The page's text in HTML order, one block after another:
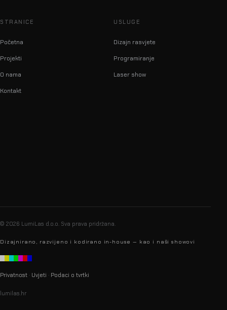
STRANICE
Početna
Projekti
O nama
Kontakt
USLUGE
Dizajn rasvjete
Programiranje
Laser show
© 2026 LumiLas d.o.o. Sva prava pridržana.
Dizajnirano, razvijeno i kodirano in-house — kao i naši showovi
Privatnost · Uvjeti · Podaci o tvrtki
lumilas.hr